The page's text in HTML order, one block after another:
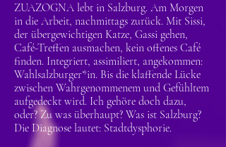
ZUAZOGNA lebt in Salzburg. Am Morgen
in die Arbeit, nachmittags zurück. Mit Sissi,
der übergewichtigen Katze, Gassi gehen,
Café-Treffen ausmachen, kein offenes Café
finden. Integriert, assimiliert, angekommen:
Wahlsalzburger*in. Bis die klaffende Lücke
zwischen Wahrgenommenem und Gefühltem
aufgedeckt wird. Ich gehöre doch dazu,
oder? Zu was überhaupt? Was ist Salzburg?
Die Diagnose lautet: Stadtdysphorie.